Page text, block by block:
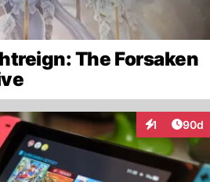
The Forsaken
1
Interaktionen
90d